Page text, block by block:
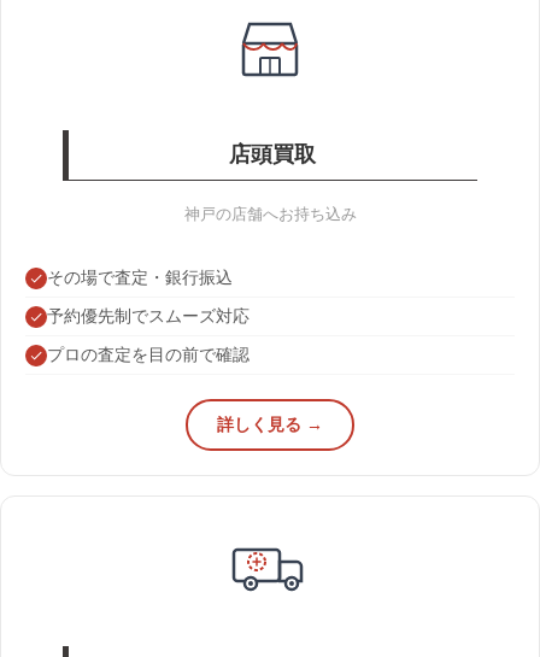
店頭買取
神戸の店舗へお持ち込み
その場で査定・銀行振込
予約優先制でスムーズ対応
プロの査定を目の前で確認
詳しく見る →